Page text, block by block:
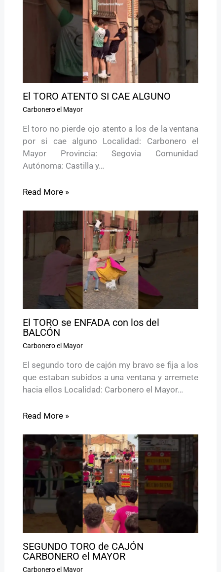
El TORO ATENTO SI CAE ALGUNO
Carbonero el Mayor
El toro no pierde ojo atento a los de la ventana
por si cae alguno Localidad: Carbonero el
Mayor Provincia: Segovia Comunidad
Autónoma: Castilla y…
Read More »
El TORO se ENFADA con los del
BALCÓN
Carbonero el Mayor
El segundo toro de cajón my bravo se fija a los
que estaban subidos a una ventana y arremete
hacia ellos Localidad: Carbonero el Mayor…
Read More »
SEGUNDO TORO de CAJÓN
CARBONERO el MAYOR
Carbonero el Mayor